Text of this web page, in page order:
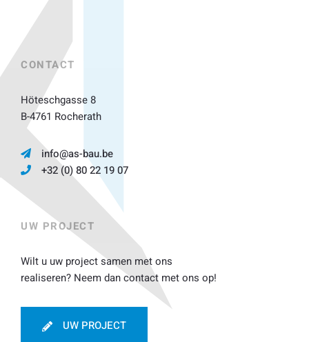
CONTACT
Höteschgasse 8
B-4761 Rocherath
info@as-bau.be
+32 (0) 80 22 19 07
UW PROJECT
Wilt u uw project samen met ons
realiseren? Neem dan contact met ons op!
UW PROJECT